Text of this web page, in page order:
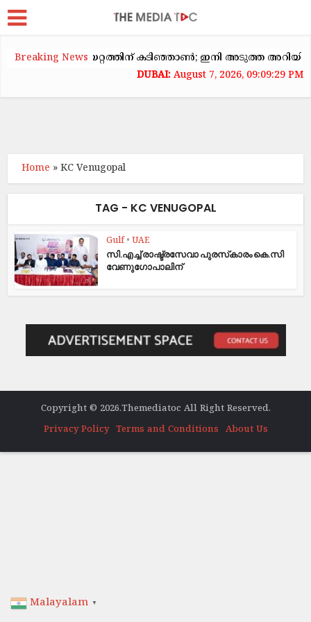
Breaking News
വാടകക്കയറ്റത്തിന് കടിഞ്ഞാൺ; ഇനി അടുത്ത അറിയിപ്പ്
August 7, 2026, 09:09:29 PM
Home »KC Venugopal
TAG - KC VENUGOPAL
Gulf • UAE
സി.എച്ച് രാഷ്ട്രസേവാ പുരസ്‌കാരം കെ.സി
വേണുഗോപാലിന്​
Copyright © 2026.Themediatoc All Right Reserved.
Privacy Policy
Terms and Conditions About Us
Malayalam ▼